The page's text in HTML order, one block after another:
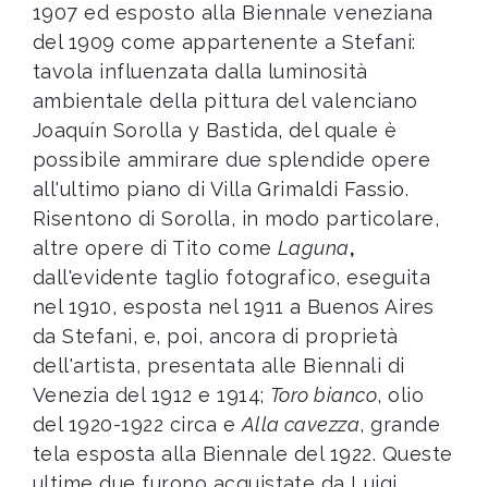
1907 ed esposto alla Biennale veneziana
del 1909 come appartenente a Stefani:
tavola influenzata dalla luminosità
ambientale della pittura del valenciano
Joaquín Sorolla y Bastida, del quale è
possibile ammirare due splendide opere
all'ultimo piano di Villa Grimaldi Fassio.
Risentono di Sorolla, in modo particolare,
altre opere di Tito come Laguna,
dall'evidente taglio fotografico, eseguita
nel 1910, esposta nel 1911 a Buenos Aires
da Stefani, e, poi, ancora di proprietà
dell'artista, presentata alle Biennali di
Venezia del 1912 e 1914; Toro bianco, olio
del 1920-1922 circa e Alla cavezza, grande
tela esposta alla Biennale del 1922. Queste